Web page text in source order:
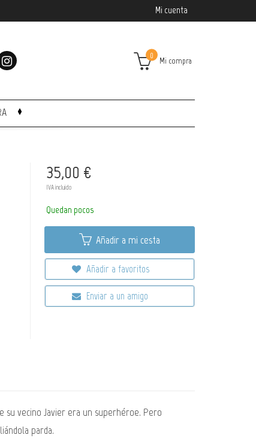
Mi cuenta
Mi compra
0
35,00 €
IVA incluido
Quedan pocos
Añadir a mi cesta
Añadir a favoritos
Enviar a un amigo
su vecino Javier era un superhéroe. Pero
parda.